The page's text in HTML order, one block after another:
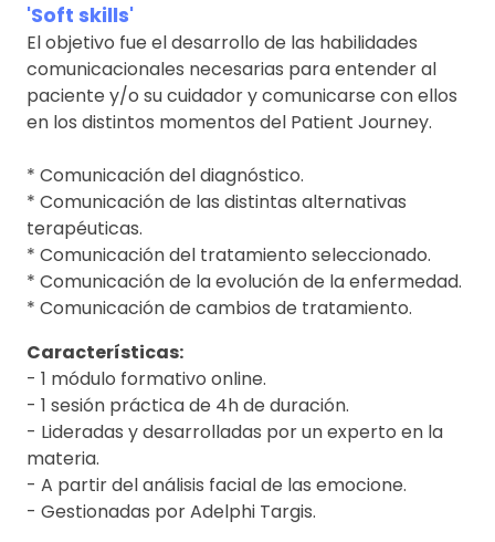
'Soft skills'
El objetivo fue el desarrollo de las habilidades
comunicacionales necesarias para entender al
paciente y/o su cuidador y comunicarse con ellos
en los distintos momentos del Patient Journey.
* Comunicación del diagnóstico.
* Comunicación de las distintas alternativas
terapéuticas.
* Comunicación del tratamiento seleccionado.
* Comunicación de la evolución de la enfermedad.
* Comunicación de cambios de tratamiento.
Características:
- 1 módulo formativo online.
- 1 sesión práctica de 4h de duración.
- Lideradas y desarrolladas por un experto en la
materia.
- A partir del análisis facial de las emocione.
- Gestionadas por Adelphi Targis.